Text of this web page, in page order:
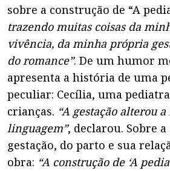
sobre a construção de “A
trazendo muitas coisas da
vivência, da minha própria
do romance”. De um humor
apresenta a história de uma
peculiar: Cecília, uma
crianças. “A gestação alterou
linguagem”, declarou. Sobre
gestação, do parto e sua
obra: “A construção de ‘A